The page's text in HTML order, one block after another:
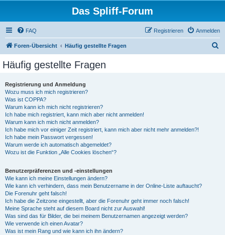
Das Spliff-Forum
FAQ Anmelden
Registrieren
Foren-Übersicht Häufig gestellte Fragen
Häufig gestellte Fragen
Registrierung und Anmeldung
Wozu muss ich mich registrieren?
Was ist COPPA?
Warum kann ich mich nicht registrieren?
Ich habe mich registriert, kann mich aber nicht anmelden!
Warum kann ich mich nicht anmelden?
Ich habe mich vor einiger Zeit registriert, kann mich aber nicht mehr anmelden?!
Ich habe mein Passwort vergessen!
Warum werde ich automatisch abgemeldet?
Wozu ist die Funktion „Alle Cookies löschen“?
Benutzerpräferenzen und -einstellungen
Wie kann ich meine Einstellungen ändern?
Wie kann ich verhindern, dass mein Benutzername in der Online-Liste auftaucht?
Die Forenuhr geht falsch!
Ich habe die Zeitzone eingestellt, aber die Forenuhr geht immer noch falsch!
Meine Sprache steht auf diesem Board nicht zur Auswahl!
Was sind das für Bilder, die bei meinem Benutzernamen angezeigt werden?
Wie verwende ich einen Avatar?
Was ist mein Rang und wie kann ich ihn ändern?